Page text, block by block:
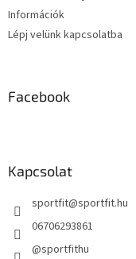
Információk
Lépj velünk kapcsolatba
Facebook
Kapcsolat
sportfit@sportfit.hu
06706293861
@sportfithu